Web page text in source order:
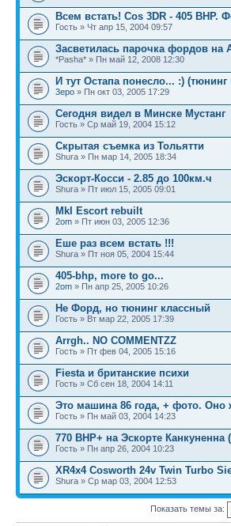
Всем встать! Cos 3DR - 405 BHP.
Гость » Чт апр 15, 2004 09:57
Засветилась парочка фордов на
*Pasha* » Пн май 12, 2008 12:30
И тут Остапа понесло... :)
3epo » Пн окт 03, 2005 17:29
Сегодня видел в Минске Мустанг
Гость » Ср май 19, 2004 15:12
Скрытая съемка из Тольятти
Shura » Пн мар 14, 2005 18:34
Эскорт-Косси - 2.85 до 100км.ч
Shura » Пт июл 15, 2005 09:01
MkI Escort rebuilt
2om » Пт июн 03, 2005 12:36
Еше раз всем встать !!!
Shura » Пт ноя 05, 2004 15:44
405-bhp, more to go...
2om » Пн апр 25, 2005 10:26
Не Форд, но тюнинг классный
Гость » Вт мар 22, 2005 17:39
Arrgh.. NO COMMENTZZ
Гость » Пт фев 04, 2005 15:16
Fiesta и британские психи
Гость » Сб сен 18, 2004 14:11
Это машина 86 года, + фото.
Гость » Пн май 03, 2004 14:23
770 BHP+ на Эскорте Канкуненна
Гость » Пн апр 26, 2004 10:23
XR4x4 Cosworth 24v Twin Turbo
Shura » Ср мар 03, 2004 12:53
Показать темы за: